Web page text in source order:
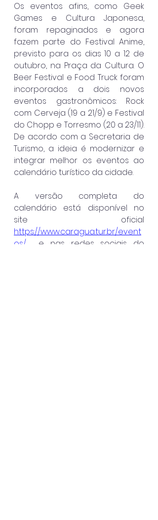
Os eventos afins, como Geek
Games e Cultura Japonesa,
foram repaginados e agora
fazem parte do Festival Anime,
previsto para os dias 10 a 12 de
outubro, na Praça da Cultura. O
Beer Festival e Food Truck foram
incorporados a dois novos
eventos gastronômicos: Rock
com Cerveja (19 a 21/9) e Festival
do Chopp e Torresmo (20 a 23/11).
De acordo com a Secretaria de
Turismo, a ideia é modernizar e
integrar melhor os eventos ao
calendário turístico da cidade.
A versão completa do
calendário está disponível no
https://www.caragua.tur.br/event
os/ e nas redes sociais do